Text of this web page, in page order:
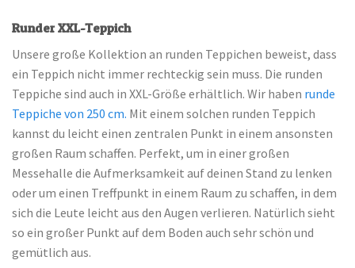
Runder XXL-Teppich
Unsere große Kollektion an runden Teppichen beweist, dass
ein Teppich nicht immer rechteckig sein muss. Die runden
Teppiche sind auch in XXL-Größe erhältlich. Wir haben runde
Teppiche von 250 cm. Mit einem solchen runden Teppich
kannst du leicht einen zentralen Punkt in einem ansonsten
großen Raum schaffen. Perfekt, um in einer großen
Messehalle die Aufmerksamkeit auf deinen Stand zu lenken
oder um einen Treffpunkt in einem Raum zu schaffen, in dem
sich die Leute leicht aus den Augen verlieren. Natürlich sieht
so ein großer Punkt auf dem Boden auch sehr schön und
gemütlich aus.